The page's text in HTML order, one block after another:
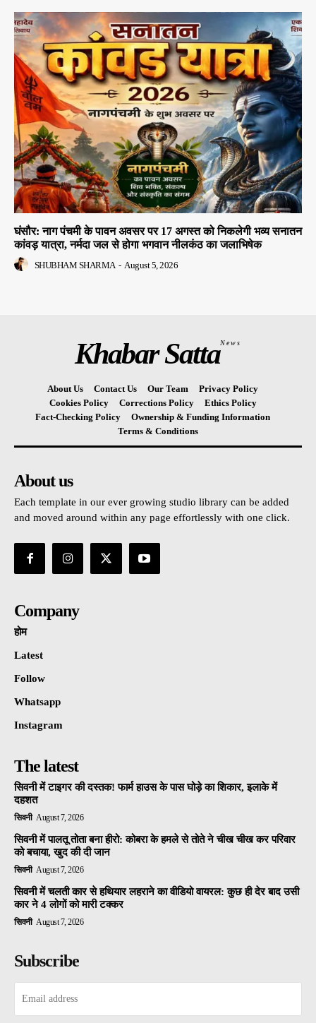
घंसौर: नाग पंचमी के पावन अवसर पर 17 अगस्त को निकलेगी भव्य सनातन
कांवड़ यात्रा, नर्मदा जल से होगा भगवान नीलकंठ का जलाभिषेक
SHUBHAM SHARMA - August 5, 2026
Khabar SattaNews
About Us Contact Us Our Team
Privacy Policy
Cookies Policy
Corrections Policy
Ethics Policy
Fact-Checking Policy
Ownership & Funding Information
Terms & Conditions
About us
Each template in our ever growing studio library can be added
and moved around within any page effortlessly with one click.
Company
होम
Latest
Follow
Whatsapp
Instagram
The latest
सिवनी में टाइगर की दस्तक! फार्म हाउस के पास घोड़े का शिकार, इलाके में
दहशत
सिवनी August 7, 2026
सिवनी में पालतू तोता बना हीरो: कोबरा के हमले से तोते ने चीख चीख कर परिवार
को बचाया, खुद की दी जान
सिवनी August 7, 2026
सिवनी में चलती कार से हथियार लहराने का वीडियो वायरल: कुछ ही देर बाद उसी
कार ने 4 लोगों को मारी टक्कर
सिवनी August 7, 2026
Subscribe